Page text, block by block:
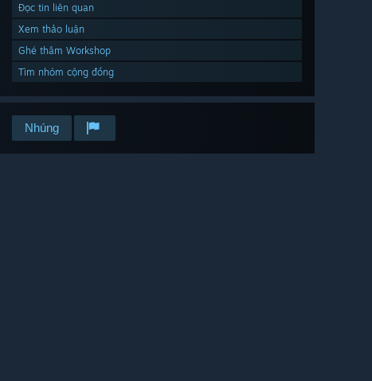
Đọc tin liên quan
Xem thảo luận
Ghé thăm Workshop
Tìm nhóm cộng đồng
Nhúng